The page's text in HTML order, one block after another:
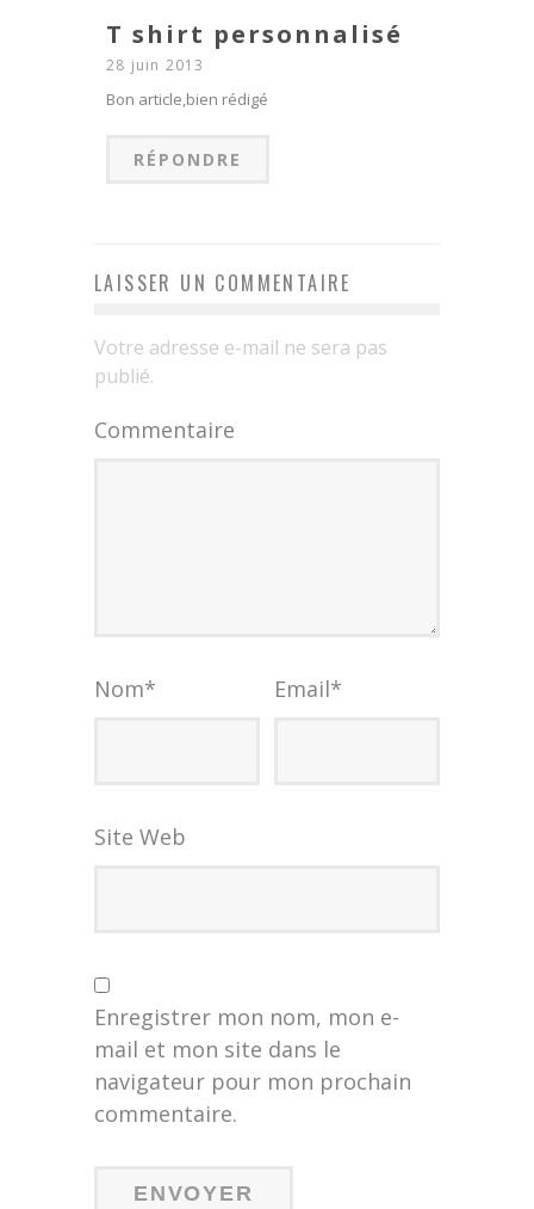
T shirt personnalisé
28 juin 2013
Bon article,bien rédigé
RÉPONDRE
LAISSER UN COMMENTAIRE
Votre adresse e-mail ne sera pas
publié.
Commentaire
Nom* Email*
Site Web
Enregistrer mon nom, mon e-
mail et mon site dans le
navigateur pour mon prochain
commentaire.